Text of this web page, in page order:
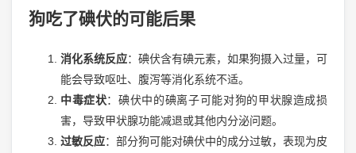
狗吃了碘伏的可能后果
消化系统反应：碘伏含有碘元素，如果狗摄入过量，可
能会导致呕吐、腹泻等消化系统不适。
中毒症状：碘伏中的碘离子可能对狗的甲状腺造成损
害，导致甲状腺功能减退或其他内分泌问题。
过敏反应：部分狗可能对碘伏中的成分过敏，表现为皮